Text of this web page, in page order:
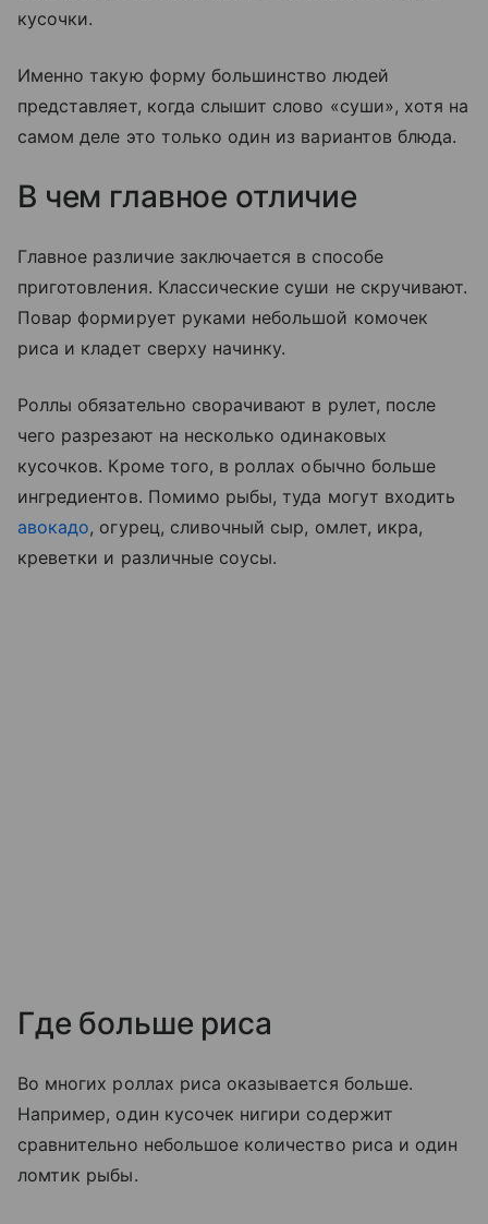
кусочки.
Именно такую форму большинство людей
представляет, когда слышит слово «суши», хотя на
самом деле это только один из вариантов блюда.
В чем главное отличие
Главное различие заключается в способе
приготовления. Классические суши не скручивают.
Повар формирует руками небольшой комочек
риса и кладет сверху начинку.
Роллы обязательно сворачивают в рулет, после
чего разрезают на несколько одинаковых
кусочков. Кроме того, в роллах обычно больше
ингредиентов. Помимо рыбы, туда могут входить
авокадо, огурец, сливочный сыр, омлет, икра,
креветки и различные соусы.
Где больше риса
Во многих роллах риса оказывается больше.
Например, один кусочек нигири содержит
сравнительно небольшое количество риса и один
ломтик рыбы.